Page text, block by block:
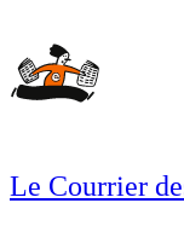
Le Courrier